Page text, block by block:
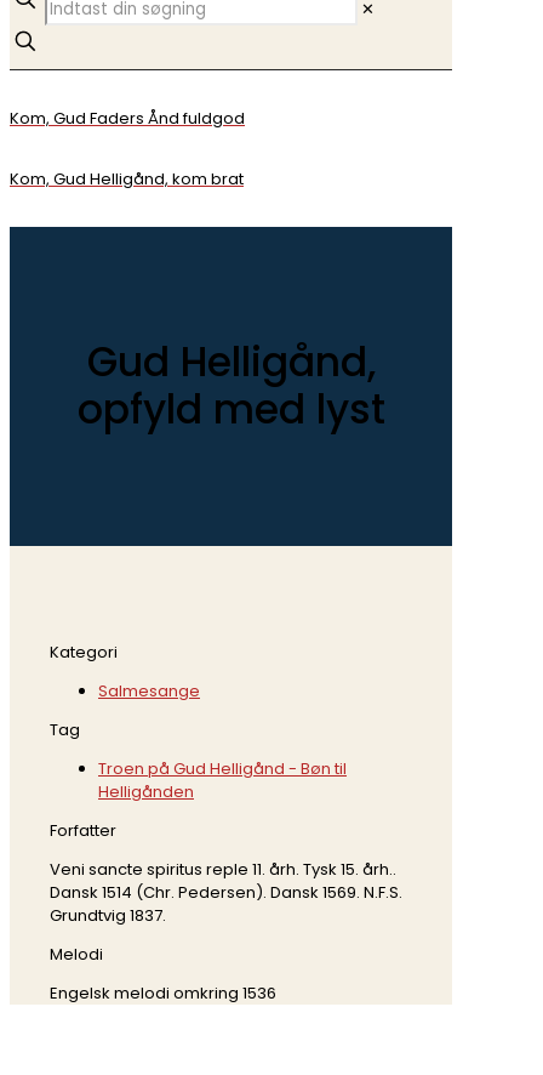
✕
Kom, Gud Faders Ånd fuldgod
Kom, Gud Helligånd, kom brat
Gud Helligånd,
opfyld med lyst
Kategori
Salmesange
Tag
Troen på Gud Helligånd - Bøn til
Helligånden
Forfatter
Veni sancte spiritus reple 11. årh. Tysk 15. årh..
Dansk 1514 (Chr. Pedersen). Dansk 1569. N.F.S.
Grundtvig 1837.
Melodi
Engelsk melodi omkring 1536